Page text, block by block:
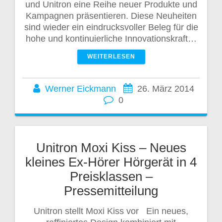
und Unitron eine Reihe neuer Produkte und
Kampagnen präsentieren. Diese Neuheiten
sind wieder ein eindrucksvoller Beleg für die
hohe und kontinuierliche Innovationskraft…
WEITERLESEN
Werner Eickmann
26. März 2014
0
Unitron Moxi Kiss – Neues
kleines Ex-Hörer Hörgerät in 4
Preisklassen –
Pressemitteilung
Unitron stellt Moxi Kiss vor Ein neues,